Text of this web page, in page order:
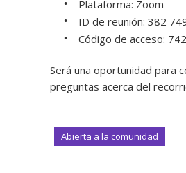
Plataforma: Zoom
ID de reunión: 382
Código de acceso:
Será una oportunidad para
preguntas acerca del
Abierta a la comunidad